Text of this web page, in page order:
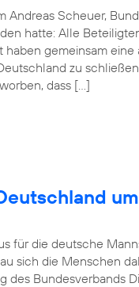
Scheuer,
hatte: Alle
gemeinsam eine
zu
dass […]
für die deutsche
sich die Menschen
des Bundesverbands